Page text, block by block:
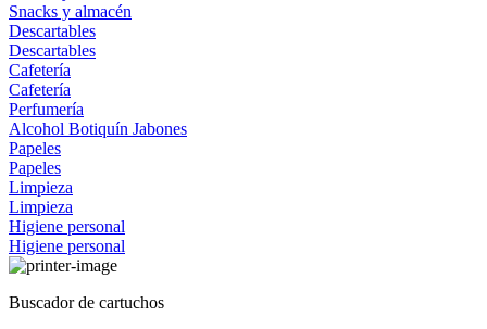
Snacks y almacén
Descartables
Descartables
Cafetería
Cafetería
Perfumería
Alcohol Botiquín Jabones
Papeles
Papeles
Limpieza
Limpieza
Higiene personal
Higiene personal
Buscador de cartuchos